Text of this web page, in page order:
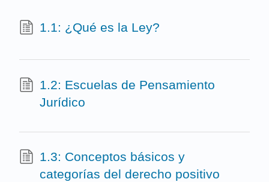
1.1: ¿Qué es la Ley?
1.2: Escuelas de Pensamiento
Jurídico
1.3: Conceptos básicos y
categorías del derecho positivo